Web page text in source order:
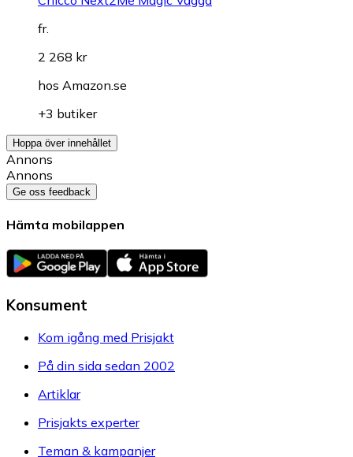
fr.
2 268 kr
hos Amazon.se
+3 butiker
Hoppa över innehållet
Annons
Annons
Ge oss feedback
Hämta mobilappen
Konsument
Kom igång med Prisjakt
På din sida sedan 2002
Artiklar
Prisjakts experter
Teman & kampanjer